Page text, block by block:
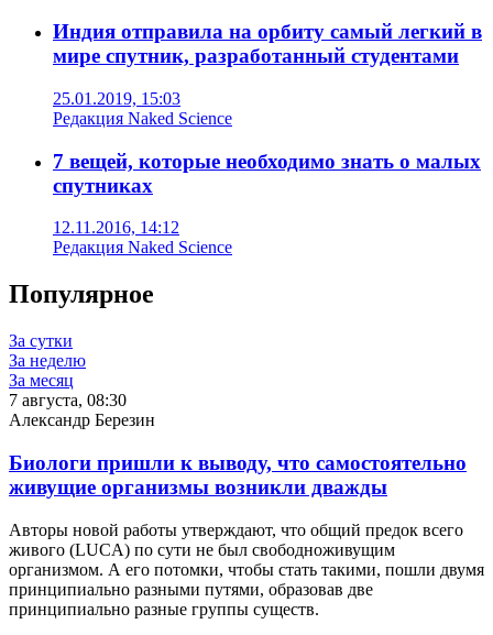
Индия отправила на орбиту самый легкий в
мире спутник, разработанный студентами
25.01.2019, 15:03
Редакция Naked Science
7 вещей, которые необходимо знать о малых
спутниках
12.11.2016, 14:12
Редакция Naked Science
Популярное
За сутки
За неделю
За месяц
7 августа, 08:30
Александр Березин
Биологи пришли к выводу, что самостоятельно
живущие организмы возникли дважды
Авторы новой работы утверждают, что общий предок всего
живого (LUCA) по сути не был свободноживущим
организмом. А его потомки, чтобы стать такими, пошли двумя
принципиально разными путями, образовав две
принципиально разные группы существ.